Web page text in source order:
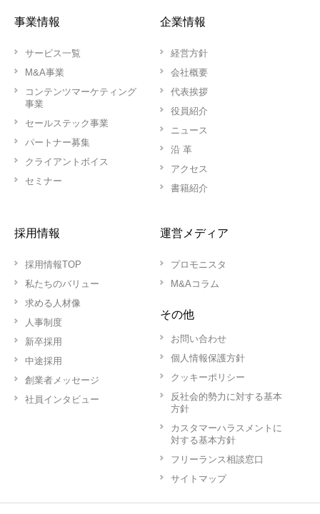
事業情報
サービス一覧
M&A事業
コンテンツマーケティング
事業
セールステック事業
パートナー募集
クライアントボイス
セミナー
企業情報
経営方針
会社概要
代表挨拶
役員紹介
ニュース
沿 革
アクセス
書籍紹介
採用情報
採用情報TOP
私たちのバリュー
求める人材像
人事制度
新卒採用
中途採用
創業者メッセージ
社員インタビュー
運営メディア
プロモニスタ
M&Aコラム
その他
お問い合わせ
個人情報保護方針
クッキーポリシー
反社会的勢力に対する基本
方針
カスタマーハラスメントに
対する基本方針
フリーランス相談窓口
サイトマップ